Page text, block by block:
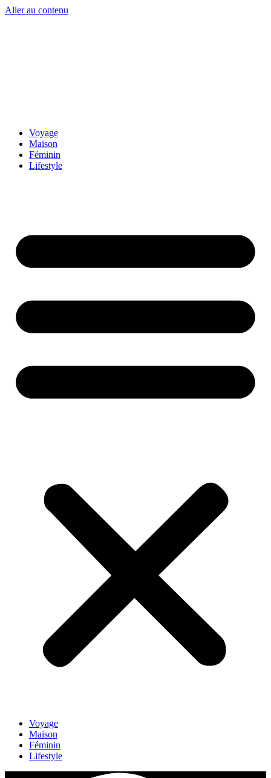
Aller au contenu
Voyage
Maison
Féminin
Lifestyle
Voyage
Maison
Féminin
Lifestyle